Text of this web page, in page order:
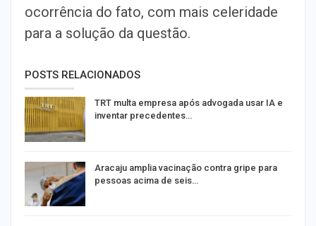
ocorrência do fato, com mais celeridade
para a solução da questão.
POSTS RELACIONADOS
TRT multa empresa após advogada usar IA e
inventar precedentes…
Aracaju amplia vacinação contra gripe para
pessoas acima de seis…